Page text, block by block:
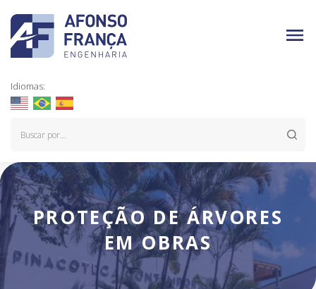
Idiomas:
PROTEÇÃO DE ÁRVORES
EM OBRAS